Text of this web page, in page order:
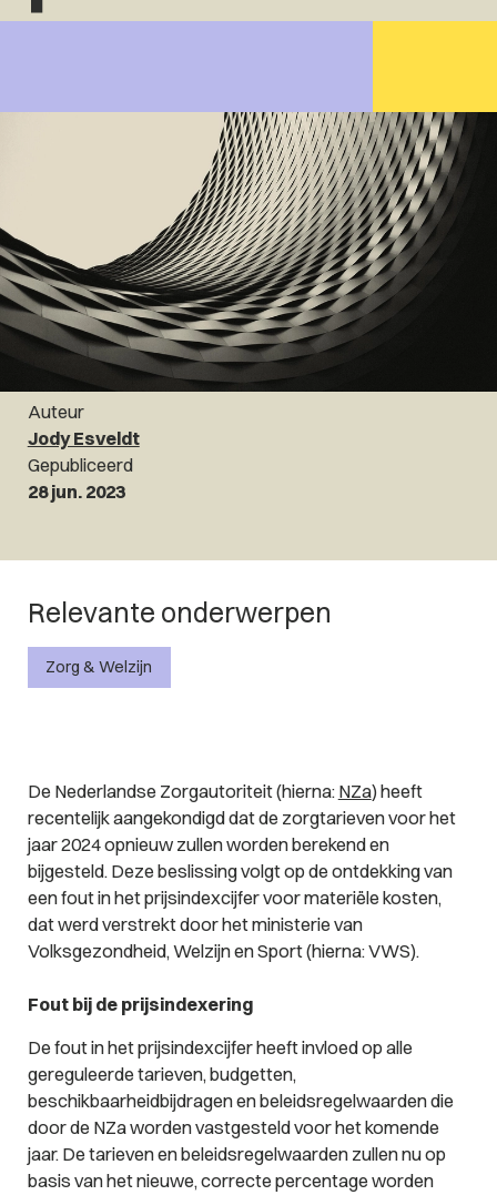
Auteur
Jody Esveldt
Gepubliceerd
28 jun. 2023
Relevante onderwerpen
Zorg & Welzijn
De Nederlandse Zorgautoriteit (hierna: NZa) heeft
recentelijk aangekondigd dat de zorgtarieven voor het
jaar 2024 opnieuw zullen worden berekend en
bijgesteld. Deze beslissing volgt op de ontdekking van
een fout in het prijsindexcijfer voor materiële kosten,
dat werd verstrekt door het ministerie van
Volksgezondheid, Welzijn en Sport (hierna: VWS).
Fout bij de prijsindexering
De fout in het prijsindexcijfer heeft invloed op alle
gereguleerde tarieven, budgetten,
beschikbaarheidbijdragen en beleidsregelwaarden die
door de NZa worden vastgesteld voor het komende
jaar. De tarieven en beleidsregelwaarden zullen nu op
basis van het nieuwe, correcte percentage worden